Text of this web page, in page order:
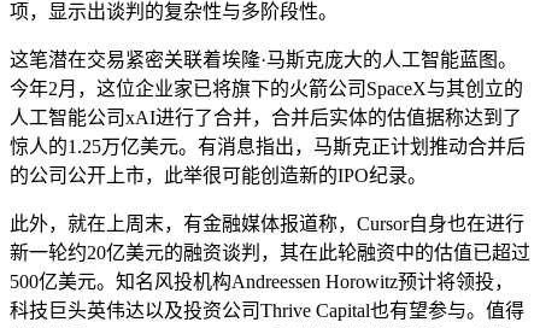
项，显示出谈判的复杂性与多阶段性。
这笔潜在交易紧密关联着埃隆·马斯克庞大的人工智能蓝图。
今年2月，这位企业家已将旗下的火箭公司SpaceX与其创立的
人工智能公司xAI进行了合并，合并后实体的估值据称达到了
惊人的1.25万亿美元。有消息指出，马斯克正计划推动合并后
的公司公开上市，此举很可能创造新的IPO纪录。
此外，就在上周末，有金融媒体报道称，Cursor自身也在进行
新一轮约20亿美元的融资谈判，其在此轮融资中的估值已超过
500亿美元。知名风投机构Andreessen Horowitz预计将领投，
科技巨头英伟达以及投资公司Thrive Capital也有望参与。值得